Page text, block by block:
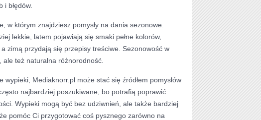
błędów.
w którym znajdziesz pomysły na dania sezonowe.
lekkie, latem pojawiają się smaki pełne kolorów,
zimą przydają się przepisy treściwe. Sezonowość w
też naturalna różnorodność.
wypieki, Mediaknorr.pl może stać się źródłem pomysłów
najbardziej poszukiwane, bo potrafią poprawić
Wypieki mogą być bez udziwnień, ale także bardziej
pomóc Ci przygotować coś pysznego zarówno na